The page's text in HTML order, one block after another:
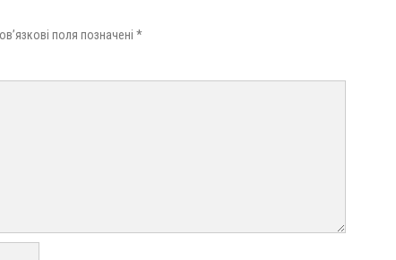
поля позначені *